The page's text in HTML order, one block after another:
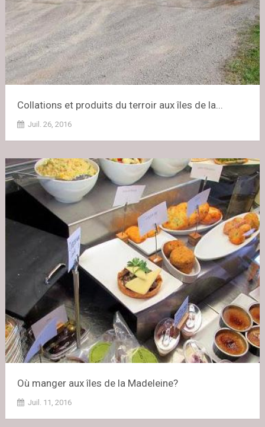
Collations et produits du terroir aux îles de la...
Juil. 26, 2016
Où manger aux îles de la Madeleine?
Juil. 11, 2016